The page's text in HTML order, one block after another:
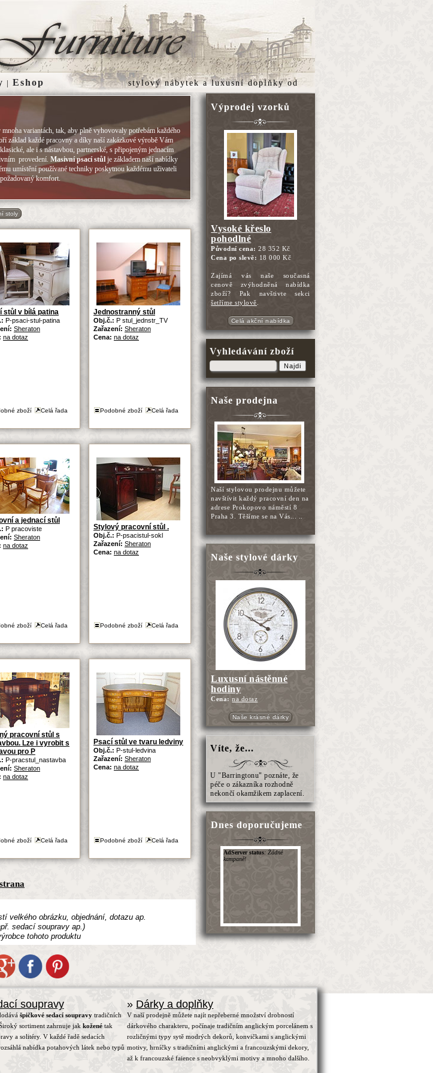
variantách, tak, aby plně vyhovovaly potřebám každého
základ každé pracovny a díky naší zakázkové výrobě Vám
ale i s nástavbou, partnerské, s připojeným jednacím
provedení.Masivní psací stůl je základem naší nabídky
umístění používané techniky poskytnou každému uživateli
požadovaný komfort.
stoly
stůl v bílá patina
P-psaci-stul-patina
Sheraton
na dotaz
zboží Celá řada
Jednostranný stůl
Obj.č.: P stul_jednstr_TV
Zařazení: Sheraton
Cena: na dotaz
Podobné zboží Celá řada
a jednací stůl
P pracoviste
Sheraton
na dotaz
zboží Celá řada
Stylový pracovní stůl .
Obj.č.: P-psacistul-sokl
Zařazení: Sheraton
Cena: na dotaz
Podobné zboží Celá řada
pracovní stůl s
Lze i vyrobit s
pro P
P-pracstul_nastavba
Sheraton
na dotaz
zboží Celá řada
Psací stůl ve tvaru ledviny
Obj.č.: P-stul-ledvina
Zařazení: Sheraton
Cena: na dotaz
Podobné zboží Celá řada
velkého obrázku, objednání, dotazu ap.
sedací soupravy ap.)
tohoto produktu
Výprodej vzorků
Vysoké křeslo
pohodlné
Původní cena:28 352 Kč
Cena po slevě: 18 000 Kč
Zajímá vás naše současná
cenově zvýhodněná nabídka
zboží? Pak navštivte sekci
šetříme stylově
Celá akční nabídka
Vyhledávání zboží
Najdi
Naše prodejna
Naší stylovou prodejnu můžete
navštívit každý pracovní den na
adrese Prokopovo náměstí 8
Praha 3. Těšíme se na Vás... ..
Naše stylové dárky
Luxusní nástěnné
hodiny
Cena:na dotaz
Naše krásné dárky
Víte, že...
U "Barringtonu" poznáte, že
péče o zákazníka rozhodně
nekončí okamžikem zaplacení.
Dnes doporučujeme
| Eshop stylový nábytekaluxusní doplňkyod
soupravy
špičkové sedací soupravytradičních
sortiment zahrnuje jak koženétak
a solitéry. V každé řadě sedacích
nabídka potahových látek nebo typů
» Dárky a doplňky
V naší prodejně můžete najít nepřeberné množství drobností
dárkového charakteru, počínaje tradičním anglickým porcelánem s
rozličnými typy sytě modrých dekorů, konvičkami s anglickými
motivy, hrníčky s tradičními anglickými a francouzskými dekory,
až k francouzské faience s neobvyklými motivy a mnoho dalšího.